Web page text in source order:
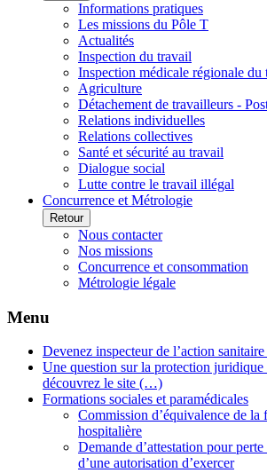
Informations pratiques
Les missions du Pôle T
Actualités
Inspection du travail
Inspection médicale régionale du
Agriculture
Détachement de travailleurs -
Relations individuelles
Relations collectives
Santé et sécurité au travail
Dialogue social
Lutte contre le travail illégal
Concurrence et Métrologie
Retour
Nous contacter
Nos missions
Concurrence et consommation
Métrologie légale
Menu
Devenez inspecteur de l’action
Une question sur la protection juridique
découvrez le site (…)
Formations sociales et paramédicales
Commission d’équivalence de
hospitalière
Demande d’attestation pour
d’une autorisation d’exercer